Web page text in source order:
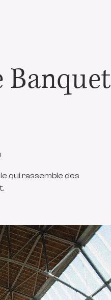
Banquet
qui rassemble des